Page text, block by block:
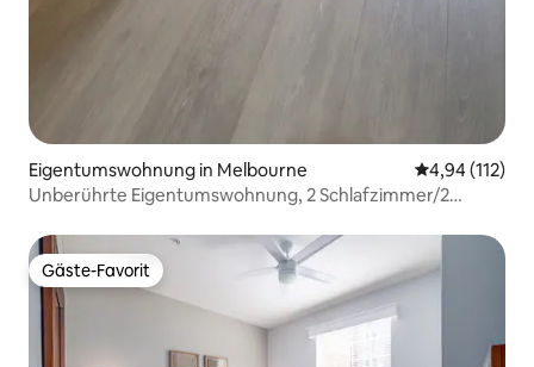
Eigentumswohnung in Melbourne
4,94 (112)
Unberührte Eigentumswohnung, 2 Schlafzimmer/2
Gäste-Favorit
Gäste-Favorit